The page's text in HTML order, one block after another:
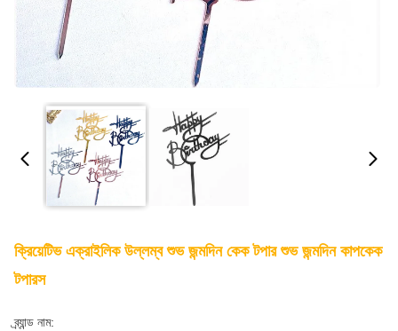
ক্রিয়েটিভ এক্রাইলিক উল্লম্ব শুভ জন্মদিন কেক টপার শুভ জন্মদিন কাপকেক
টপারস
ব্র্যান্ড নাম: